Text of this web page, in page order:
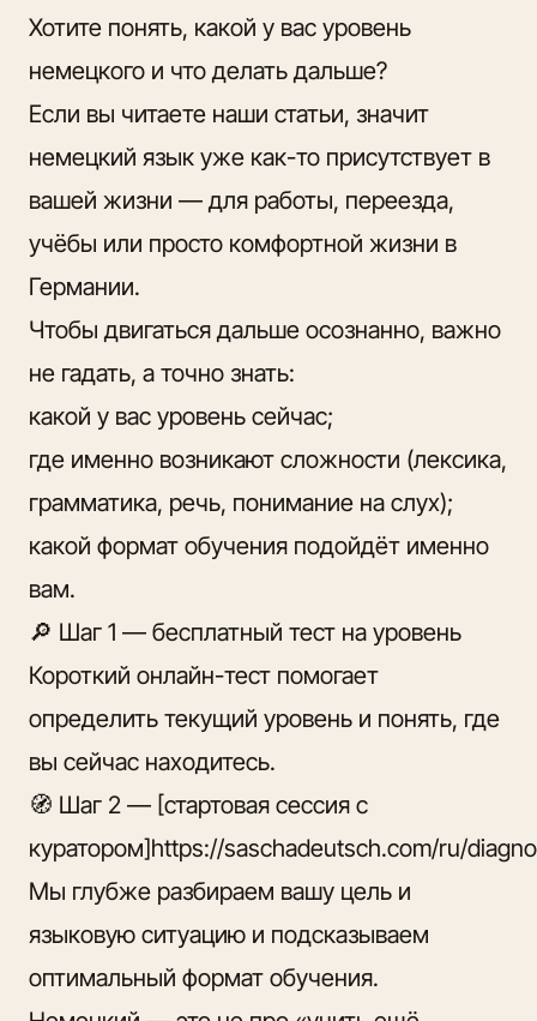
Хотите понять, какой у вас уровень
немецкого и что делать дальше?
Если вы читаете наши статьи, значит
немецкий язык уже как-то присутствует в
вашей жизни — для работы, переезда,
учёбы или просто комфортной жизни в
Германии.
Чтобы двигаться дальше осознанно, важно
не гадать, а точно знать:
какой у вас уровень сейчас;
где именно возникают сложности (лексика,
грамматика, речь, понимание на слух);
какой формат обучения подойдёт именно
вам.
🔎 Шаг 1 — бесплатный тест на уровень
Короткий онлайн-тест помогает
определить текущий уровень и понять, где
вы сейчас находитесь.
🧭 Шаг 2 — [стартовая сессия с
куратором]https://saschadeutsch.com/ru/
Мы глубже разбираем вашу цель и
языковую ситуацию и подсказываем
оптимальный формат обучения.